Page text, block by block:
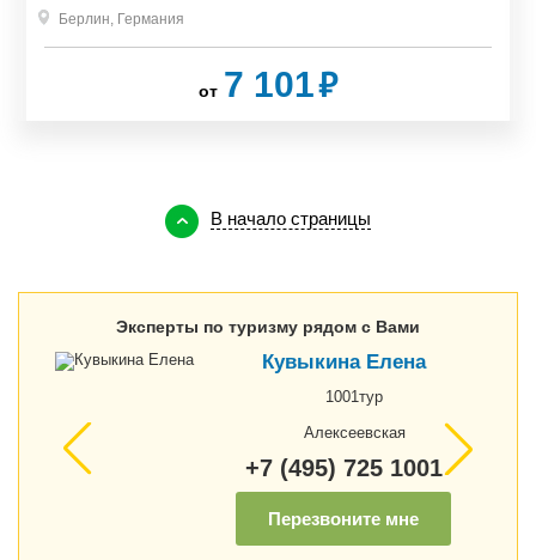
Берлин, Германия
от 7 101₽
В начало страницы
Эксперты по туризму рядом с Вами
Кувыкина Елена
1001тур
Алексеевская
+7 (495) 725 1001
Перезвоните мне